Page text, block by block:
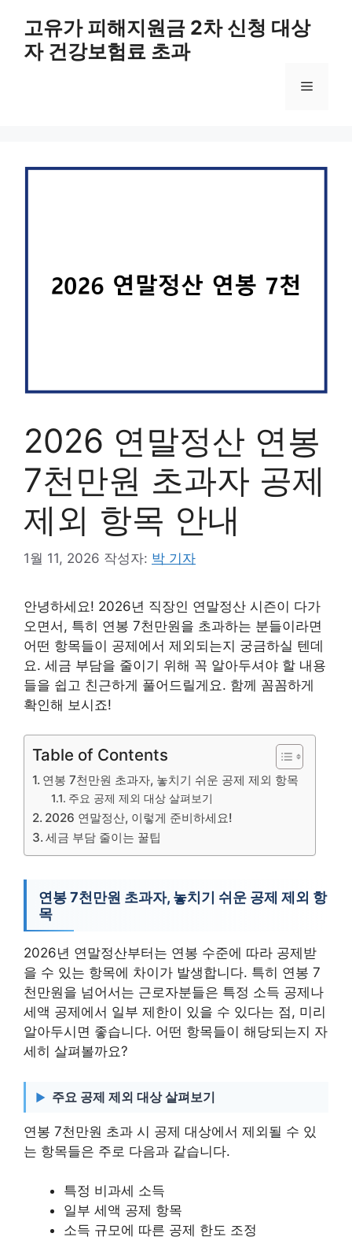
고유가 피해지원금 2차 신청 대상
자 건강보험료 초과
메
2026 연말정산 연봉
7천만원 초과자 공제
제외 항목 안내
1월 11, 2026 작성자: 박 기자
안녕하세요! 2026년 직장인 연말정산 시즌이 다가
오면서, 특히 연봉 7천만원을 초과하는 분들이라면
어떤 항목들이 공제에서 제외되는지 궁금하실 텐데
요. 세금 부담을 줄이기 위해 꼭 알아두셔야 할 내용
들을 쉽고 친근하게 풀어드릴게요. 함께 꼼꼼하게
확인해 보시죠!
Table of Contents
연봉 7천만원 초과자, 놓치기 쉬운 공제 제외 항목
주요 공제 제외 대상 살펴보기
2026 연말정산, 이렇게 준비하세요!
세금 부담 줄이는 꿀팁
연봉 7천만원 초과자, 놓치기 쉬운 공제 제외 항
목
2026년 연말정산부터는 연봉 수준에 따라 공제받
을 수 있는 항목에 차이가 발생합니다. 특히 연봉 7
천만원을 넘어서는 근로자분들은 특정 소득 공제나
세액 공제에서 일부 제한이 있을 수 있다는 점, 미리
알아두시면 좋습니다. 어떤 항목들이 해당되는지 자
세히 살펴볼까요?
주요 공제 제외 대상 살펴보기
연봉 7천만원 초과 시 공제 대상에서 제외될 수 있
는 항목들은 주로 다음과 같습니다.
특정 비과세 소득
일부 세액 공제 항목
소득 규모에 따른 공제 한도 조정